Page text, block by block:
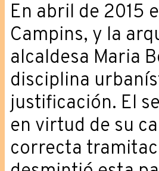
En abril de 2015
Campins, y la
alcaldesa Maria
disciplina
justificación. El
en virtud de su
correcta